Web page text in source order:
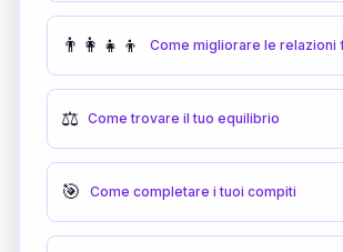
👨‍👩‍👧‍👦 Come migliorare le relazioni
⚖️ Come trovare il tuo equilibrio
🎯 Come completare i tuoi compiti